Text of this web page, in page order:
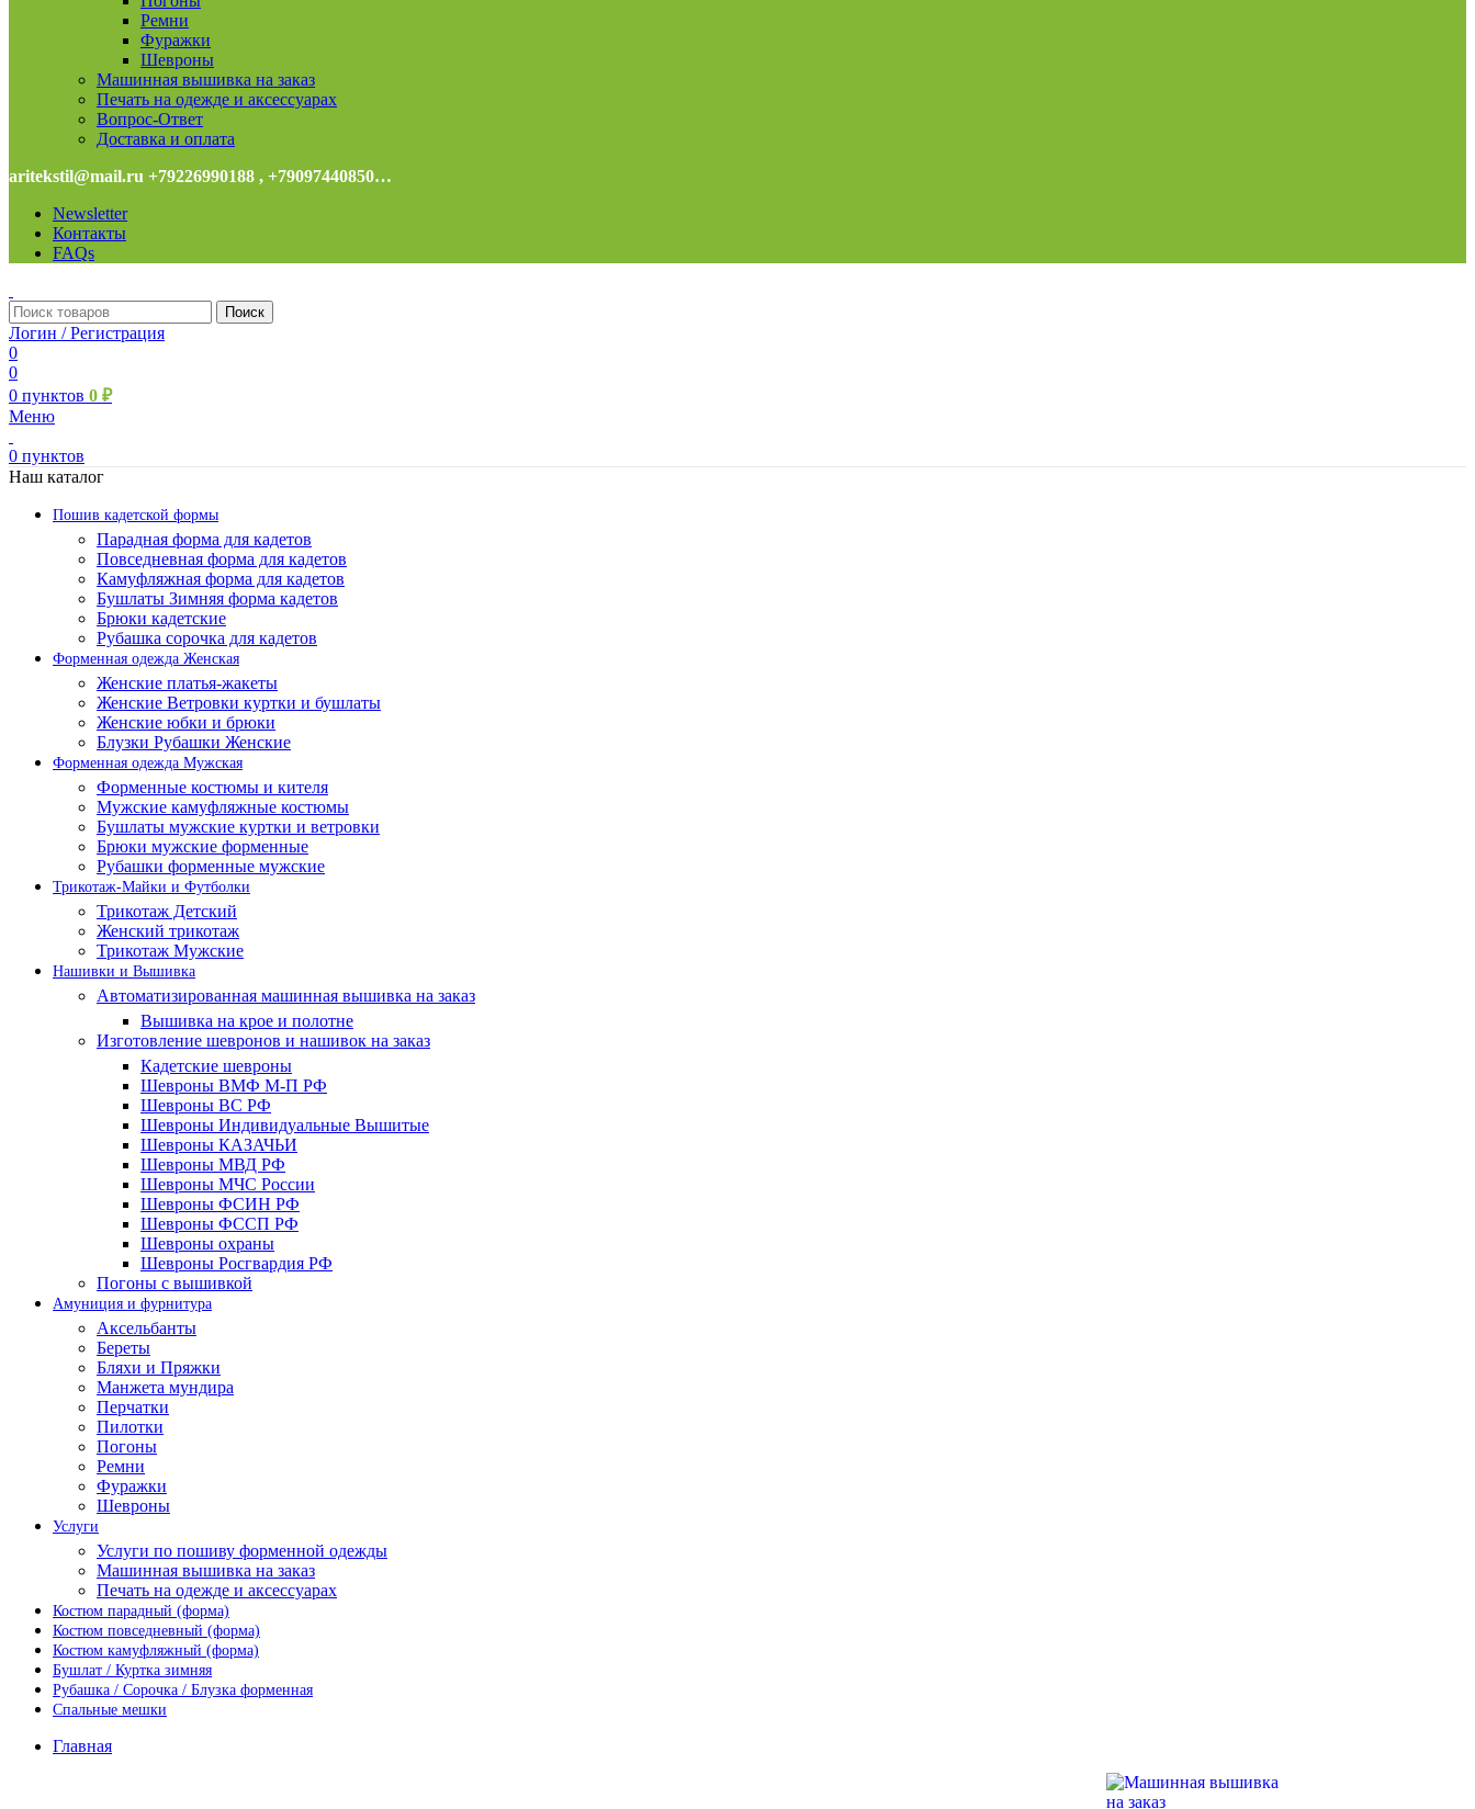
Ремни
Фуражки
Шевроны
Машинная вышивка на заказ
Печать на одежде и аксессуарах
Вопрос-Ответ
Доставка и оплата
aritekstil@mail.ru +79226990188 , +79097440850…
Newsletter
Контакты
FAQs
Поиск
Логин / Регистрация
0
0
0 пунктов 0 ₽
Меню
0 пунктов
Наш каталог
Пошив кадетской формы
Парадная форма для кадетов
Повседневная форма для кадетов
Камуфляжная форма для кадетов
Бушлаты Зимняя форма кадетов
Брюки кадетские
Рубашка сорочка для кадетов
Форменная одежда Женская
Женские платья-жакеты
Женские Ветровки куртки и бушлаты
Женские юбки и брюки
Блузки Рубашки Женские
Форменная одежда Мужская
Форменные костюмы и кителя
Мужские камуфляжные костюмы
Бушлаты мужские куртки и ветровки
Брюки мужские форменные
Рубашки форменные мужские
Трикотаж-Майки и Футболки
Трикотаж Детский
Женский трикотаж
Трикотаж Мужские
Нашивки и Вышивка
Автоматизированная машинная вышивка на заказ
Вышивка на крое и полотне
Изготовление шевронов и нашивок на заказ
Кадетские шевроны
Шевроны ВМФ М-П РФ
Шевроны ВС РФ
Шевроны Индивидуальные Вышитые
Шевроны КАЗАЧЬИ
Шевроны МВД РФ
Шевроны МЧС России
Шевроны ФСИН РФ
Шевроны ФССП РФ
Шевроны охраны
Шевроны Росгвардия РФ
Погоны с вышивкой
Амуниция и фурнитура
Аксельбанты
Береты
Бляхи и Пряжки
Манжета мундира
Перчатки
Пилотки
Погоны
Ремни
Фуражки
Шевроны
Услуги
Услуги по пошиву форменной одежды
Машинная вышивка на заказ
Печать на одежде и аксессуарах
Костюм парадный (форма)
Костюм повседневный (форма)
Костюм камуфляжный (форма)
Бушлат / Куртка зимняя
Рубашка / Сорочка / Блузка форменная
Спальные мешки
Главная